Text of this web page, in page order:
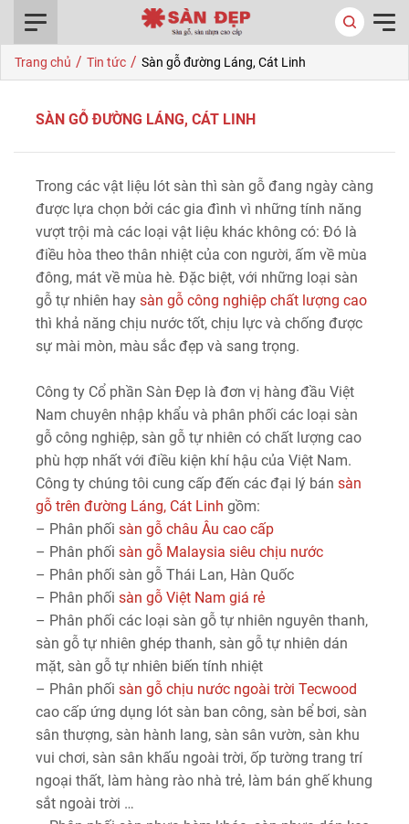
Trang chủ / Tin tức / Sàn gỗ đường Láng, Cát Linh
SÀN GỖ ĐƯỜNG LÁNG, CÁT LINH
Trong các vật liệu lót sàn thì sàn gỗ đang ngày càng
được lựa chọn bởi các gia đình vì những tính năng
vượt trội mà các loại vật liệu khác không có: Đó là
điều hòa theo thân nhiệt của con người, ấm về mùa
đông, mát về mùa hè. Đặc biệt, với những loại sàn
gỗ tự nhiên hay sàn gỗ công nghiệp chất lượng cao
thì khả năng chịu nước tốt, chịu lực và chống được
sự mài mòn, màu sắc đẹp và sang trọng.
Công ty Cổ phần Sàn Đẹp là đơn vị hàng đầu Việt
Nam chuyên nhập khẩu và phân phối các loại sàn
gỗ công nghiệp, sàn gỗ tự nhiên có chất lượng cao
phù hợp nhất với điều kiện khí hậu của Việt Nam.
Công ty chúng tôi cung cấp đến các đại lý bán sàn
gỗ trên đường Láng, Cát Linh gồm:
– Phân phối sàn gỗ châu Âu cao cấp
– Phân phối sàn gỗ Malaysia siêu chịu nước
– Phân phối sàn gỗ Thái Lan, Hàn Quốc
– Phân phối sàn gỗ Việt Nam giá rẻ
– Phân phối các loại sàn gỗ tự nhiên nguyên thanh,
sàn gỗ tự nhiên ghép thanh, sàn gỗ tự nhiên dán
mặt, sàn gỗ tự nhiên biến tính nhiệt
– Phân phối sàn gỗ chịu nước ngoài trời Tecwood
cao cấp ứng dụng lót sàn ban công, sàn bể bơi, sàn
sân thượng, sàn hành lang, sàn sân vườn, sàn khu
vui chơi, sàn sân khấu ngoài trời, ốp tường trang trí
ngoại thất, làm hàng rào nhà trẻ, làm bán ghế khung
sắt ngoài trời …